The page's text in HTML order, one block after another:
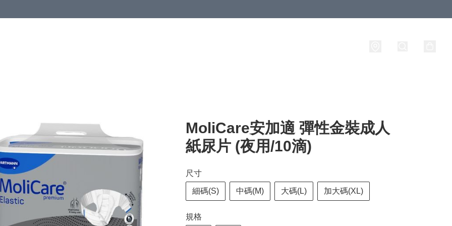
MoliCare安加適 彈性金裝成人
紙尿片 (夜用/10滴)
尺寸
細碼(S) 中碼(M) 大碼(L) 加大碼(XL)
規格